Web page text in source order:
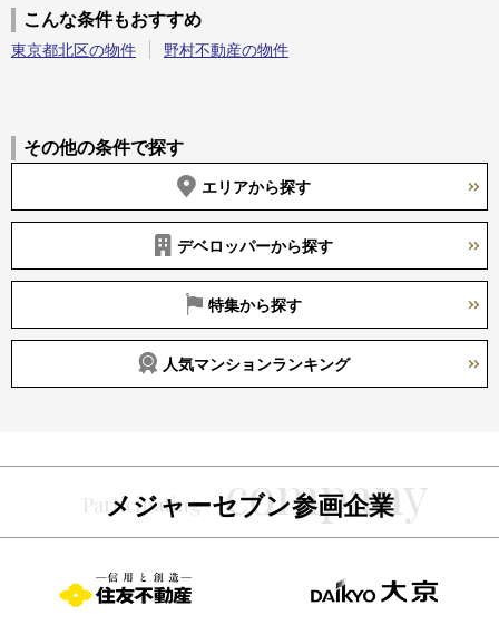
こんな条件もおすすめ
東京都北区の物件 野村不動産の物件
その他の条件で探す
エリアから探す
デベロッパーから探す
特集から探す
人気マンションランキング
メジャーセブン参画企業